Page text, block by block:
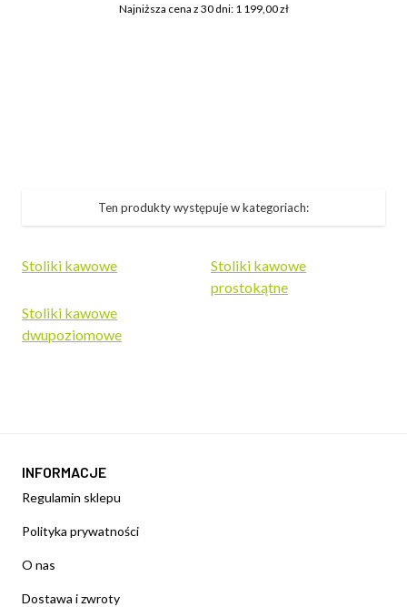
Najniższa cena z 30 dni: 1 199,00 zł
Ten produkty występuje w kategoriach:
Stoliki kawowe
Stoliki kawowe
prostokątne
Stoliki kawowe
dwupoziomowe
INFORMACJE
Regulamin sklepu
Polityka prywatności
O nas
Dostawa i zwroty